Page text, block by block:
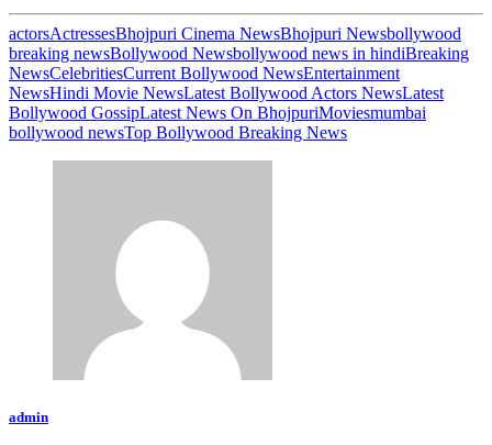
actorsActressesBhojpuri Cinema NewsBhojpuri Newsbollywood
breaking newsBollywood Newsbollywood news in hindiBreaking
NewsCelebritiesCurrent Bollywood NewsEntertainment
NewsHindi Movie NewsLatest Bollywood Actors NewsLatest
Bollywood GossipLatest News On BhojpuriMoviesmumbai
bollywood newsTop Bollywood Breaking News
admin